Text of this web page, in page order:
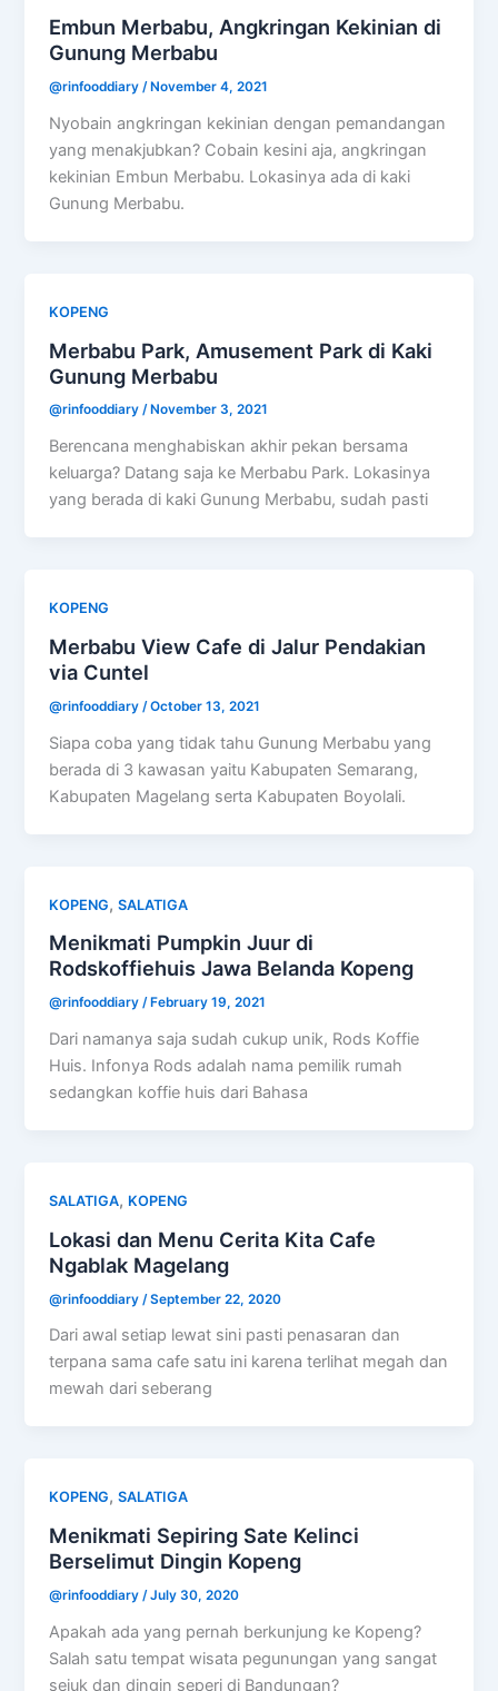
Embun Merbabu, Angkringan Kekinian di
Gunung Merbabu
@rinfooddiary/ November 4, 2021
Nyobain angkringan kekinian dengan pemandangan
yang menakjubkan? Cobain kesini aja, angkringan
kekinian Embun Merbabu. Lokasinya ada di kaki
Gunung Merbabu.
KOPENG
Merbabu Park, Amusement Park di Kaki
Gunung Merbabu
@rinfooddiary/ November 3, 2021
Berencana menghabiskan akhir pekan bersama
keluarga? Datang saja ke Merbabu Park. Lokasinya
yang berada di kaki Gunung Merbabu, sudah pasti
KOPENG
Merbabu View Cafe di Jalur Pendakian
via Cuntel
@rinfooddiary/October 13, 2021
Siapa coba yang tidak tahu Gunung Merbabu yang
berada di 3 kawasan yaitu Kabupaten Semarang,
Kabupaten Magelang serta Kabupaten Boyolali.
KOPENG,SALATIGA
Menikmati Pumpkin Juur di
Rodskoffiehuis Jawa Belanda Kopeng
@rinfooddiary/ February 19, 2021
Dari namanya saja sudah cukup unik, Rods Koffie
Huis. Infonya Rods adalah nama pemilik rumah
sedangkan koffie huis dari Bahasa
SALATIGA, KOPENG
Lokasi dan Menu Cerita Kita Cafe
Ngablak Magelang
@rinfooddiary /September 22, 2020
Dari awal setiap lewat sini pasti penasaran dan
terpana sama cafe satu ini karena terlihat megah dan
mewah dari seberang
KOPENG,SALATIGA
Menikmati Sepiring Sate Kelinci
Berselimut Dingin Kopeng
@rinfooddiary/July 30, 2020
Apakah ada yang pernah berkunjung ke Kopeng?
Salah satu tempat wisata pegunungan yang sangat
sejuk dan dingin seperi di Bandungan?